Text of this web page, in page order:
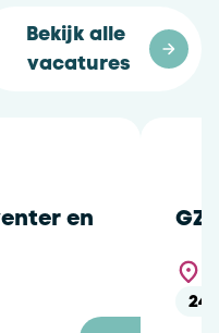
Bekijk alle
vacatures
en
24